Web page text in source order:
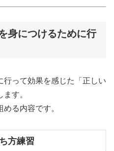
身につけるために行
行って効果を感じた「正しい
す。
る内容です。
方練習